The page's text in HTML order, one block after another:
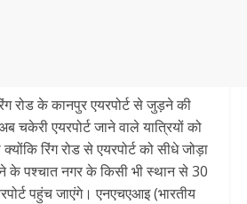
रोड के कानपुर एयरपोर्ट से जुड़ने की
चकेरी एयरपोर्ट जाने वाले यात्रियों को
रिंग रोड से एयरपोर्ट को सीधे जोड़ा
के पश्चात नगर के किसी भी स्थान से 30
पहुंच जाएंगे। एनएचएआइ (भारतीय